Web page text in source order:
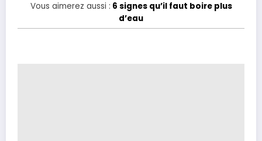
Vous aimerez aussi : 6 signes qu’il faut boire plus
d’eau